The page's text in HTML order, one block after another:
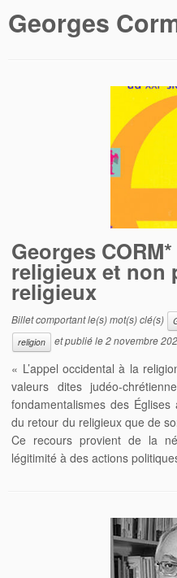
Georges
Georges
religieux et non
religieux
Billet comportant le(s) mot(s) clé(s)
religion
et publié le2 novembre
« L’appel occidental à la
valeurs dites judéo-
fondamentalismes des
du retour du religieux que de
Ce recours provient de la
légitimité à des actions